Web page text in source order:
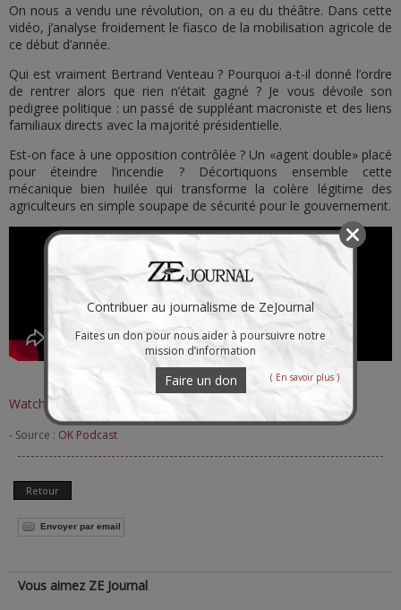
On nous a vendu une révolution, on a eu du théâtre. Dans cette
vidéo, j’analyse froidement le fiasco de la mobilisation agricole de
ce début d’année.
Qui est vraiment Bertrand Venteau ? Pourquoi a-t-il donné l’ordre
de rentrer alors que rien n’était gagné ? Je vous dévoile son
pedigree politique : un passé de suppléant macroniste et des liens
familiaux directs avec la majorité présidentielle.
Est-on face à une opposition contrôlée ? Un «agent double» placé
pour éteindre l’incendie ? Décortiquons ensemble cette
mécanique bien huilée qui transforme la colère légitime des
agriculteurs en simple soupape de sécurité pour le gouvernement.
Watch Video on App/Browser
- Source : OK Podcast
Retour
Envoyer par email
Vous aimez ZE Journal
Contribuer au journalisme de ZeJournal
Faites un don pour nous aider à poursuivre notre
mission d’information
Faire un don ( En savoir plus )